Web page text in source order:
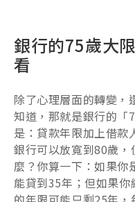
銀行的75歲大
看
除了心理層面的轉變，
知道，那就是銀行的「
是：貸款年限加上借款
銀行可以放寬到80歲
麼？你算一下：如果你
能貸到35年；但如果